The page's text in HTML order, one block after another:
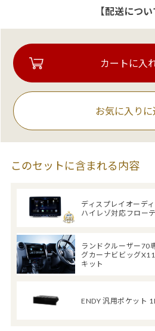
【配送につい
お気に入りに
このセットに含まれる内容
ディスプレイオーデ
ハイレゾ対応フロー
ランドクルーザー70
グカーナビビッグ
キット
ENDY 汎用ポケット